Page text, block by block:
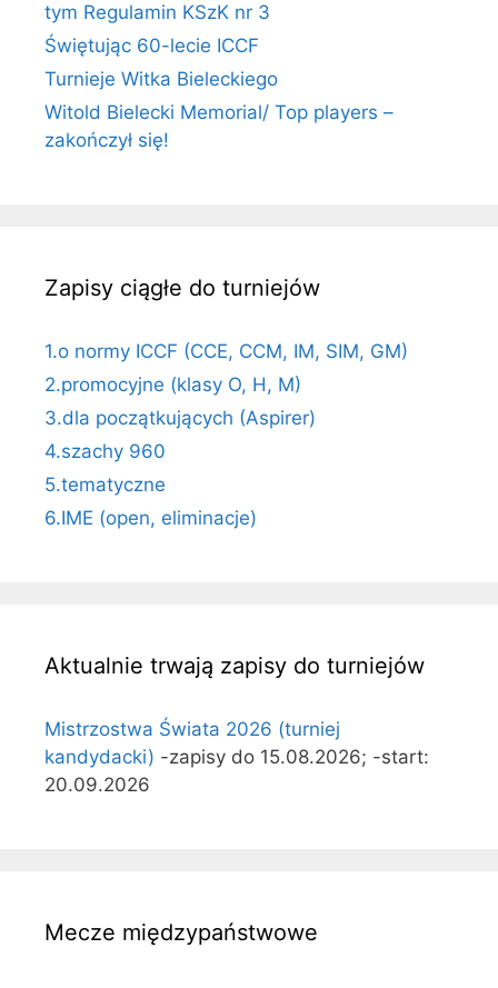
tym Regulamin KSzK nr 3
Świętując 60-lecie ICCF
Turnieje Witka Bieleckiego
Witold Bielecki Memorial/ Top players –
zakończył się!
Zapisy ciągłe do turniejów
1.o normy ICCF (CCE, CCM, IM, SIM, GM)
2.promocyjne (klasy O, H, M)
3.dla początkujących (Aspirer)
4.szachy 960
5.tematyczne
6.IME (open, eliminacje)
Aktualnie trwają zapisy do turniejów
Mistrzostwa Świata 2026 (turniej
kandydacki) -zapisy do 15.08.2026; -start:
20.09.2026
Mecze międzypaństwowe